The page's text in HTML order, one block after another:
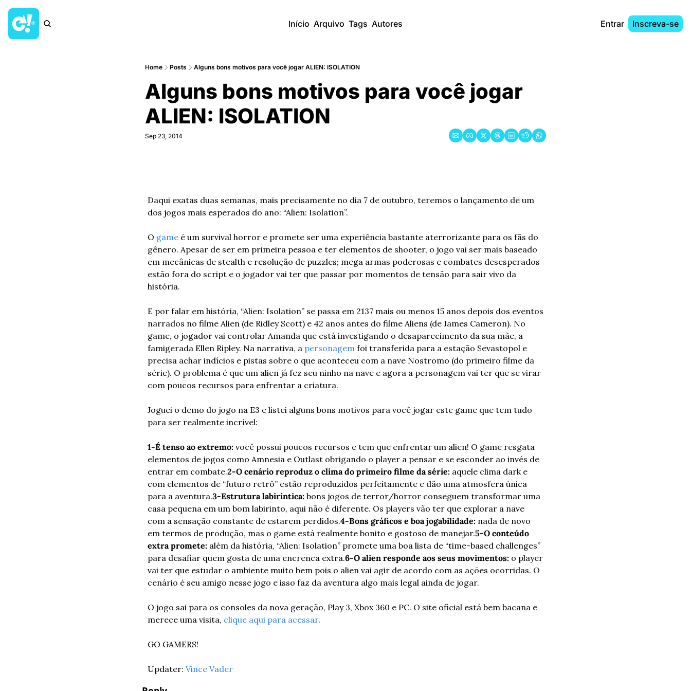
Início Arquivo Tags Autores Entrar Inscreva-se
Home Posts Alguns bons motivos para você jogar ALIEN: ISOLATION
Alguns bons motivos para você jogar
ALIEN: ISOLATION
Sep 23, 2014
Daqui exatas duas semanas, mais precisamente no dia 7 de outubro, teremos o lançamento de um
dos jogos mais esperados do ano: “Alien: Isolation”.
O game é um survival horror e promete ser uma experiência bastante aterrorizante para os fãs do
gênero. Apesar de ser em primeira pessoa e ter elementos de shooter, o jogo vai ser mais baseado
em mecânicas de stealth e resolução de puzzles; mega armas poderosas e combates desesperados
estão fora do script e o jogador vai ter que passar por momentos de tensão para sair vivo da
história.
E por falar em história, “Alien: Isolation” se passa em 2137 mais ou menos 15 anos depois dos eventos
narrados no filme Alien (de Ridley Scott) e 42 anos antes do filme Aliens (de James Cameron). No
game, o jogador vai controlar Amanda que está investigando o desaparecimento da sua mãe, a
famigerada Ellen Ripley. Na narrativa, a personagem foi transferida para a estação Sevastopol e
precisa achar indícios e pistas sobre o que aconteceu com a nave Nostromo (do primeiro filme da
série). O problema é que um alien já fez seu ninho na nave e agora a personagem vai ter que se virar
com poucos recursos para enfrentar a criatura.
Joguei o demo do jogo na E3 e listei alguns bons motivos para você jogar este game que tem tudo
para ser realmente incrível:
1-É tenso ao extremo: você possui poucos recursos e tem que enfrentar um alien! O game resgata
elementos de jogos como Amnesia e Outlast obrigando o player a pensar e se esconder ao invés de
entrar em combate.2-O cenário reproduz o clima do primeiro filme da série: aquele clima dark e
com elementos de “futuro retrô” estão reproduzidos perfeitamente e dão uma atmosfera única
para a aventura.3-Estrutura labiríntica: bons jogos de terror/horror conseguem transformar uma
casa pequena em um bom labirinto, aqui não é diferente. Os players vão ter que explorar a nave
com a sensação constante de estarem perdidos.4-Bons gráficos e boa jogabilidade: nada de novo
em termos de produção, mas o game está realmente bonito e gostoso de manejar.5-O conteúdo
extra promete: além da história, “Alien: Isolation” promete uma boa lista de “time-based challenges”
para desafiar quem gosta de uma encrenca extra.6-O alien responde aos seus movimentos: o player
vai ter que estudar o ambiente muito bem pois o alien vai agir de acordo com as ações ocorridas. O
cenário é seu amigo nesse jogo e isso faz da aventura algo mais legal ainda de jogar.
O jogo sai para os consoles da nova geração, Play 3, Xbox 360 e PC. O site oficial está bem bacana e
merece uma visita, clique aqui para acessar.
GO GAMERS!
Updater: Vince Vader